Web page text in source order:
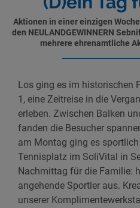
Aktionen in einer einzigen
den NEULANDGEWINNERN
mehrere ehrenamtliche
Los ging es im historischen
1, eine Zeitreise in die
erleben. Zwischen Balken
fanden die Besucher
am Montag ging es
Tennisplatz im SoliVital in
Nachmittag für die Familie:
angehende Sportler aus.
unserer